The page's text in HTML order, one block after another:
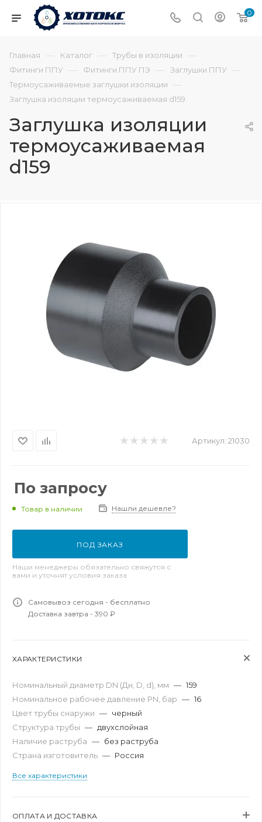
0
Главная — Каталог — Трубы в изоляции —
Фитинги ППУ — Фитинги ППУ ПЭ — Заглушки ППУ —
Термоусаживаемые заглушки изоляции —
Заглушка изоляции термоусаживаемая d159
Заглушка изоляции
термоусаживаемая
d159
Артикул: 21030
По запросу
Товар в наличии Нашли дешевле?
ПОД ЗАКАЗ
Наши менеджеры обязательно свяжутся с
вами и уточнят условия заказа
Самовывоз сегодня - бесплатно
Доставка завтра - 390 ₽
ХАРАКТЕРИСТИКИ
Номинальный диаметр DN (Дн, D, d), мм — 159
Номинальное рабочее давление PN, бар — 16
Цвет трубы снаружи — черный
Структура трубы — двухслойная
Наличие раструба — без раструба
Страна изготовитель — Россия
Все характеристики
ОПЛАТА И ДОСТАВКА